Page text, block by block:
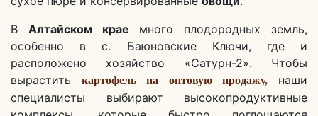
В Алтайском крае много плодородных земль,
особенно в с. Баюновские Ключи, где и
расположено хозяйство «Сатурн-2». Чтобы
выраститькартофель на оптовую продажу,наши
специалисты выбирают высокопродуктивные